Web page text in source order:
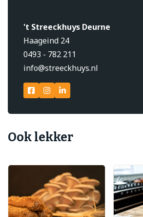
't Streeckhuys Deurne
Haageind 24
0493 - 782 211
info@streeckhuys.nl
Ook lekker